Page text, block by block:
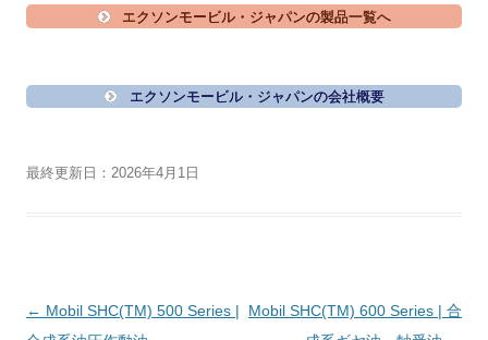
エクソンモービル・ジャパンの製品一覧へ
エクソンモービル・ジャパンの会社概要
最終更新日：2026年4月1日
投
← Mobil SHC(TM) 500 Series |
Mobil SHC(TM) 600 Series | 合